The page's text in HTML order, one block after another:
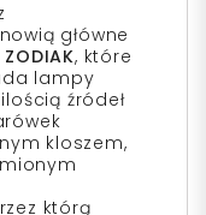
główne
, które
lampy
źródeł
kloszem,
którą